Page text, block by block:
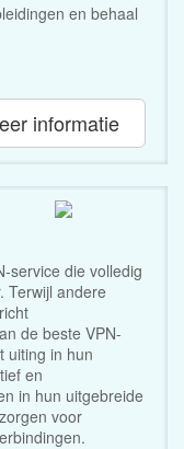
en behaal
informatie
service die volledig
Terwijl andere
de beste VPN-
uiting in hun
en
in hun uitgebreide
voor